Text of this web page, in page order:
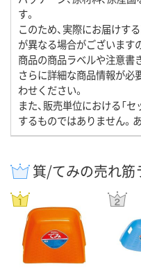
す。
このため、実際にお届けす
が異なる場合がございます
商品の商品ラベルや注意書
さらに詳細な商品情報が必
わせください。
また、販売単位における「
するものではありません。
箕/てみの売れ筋